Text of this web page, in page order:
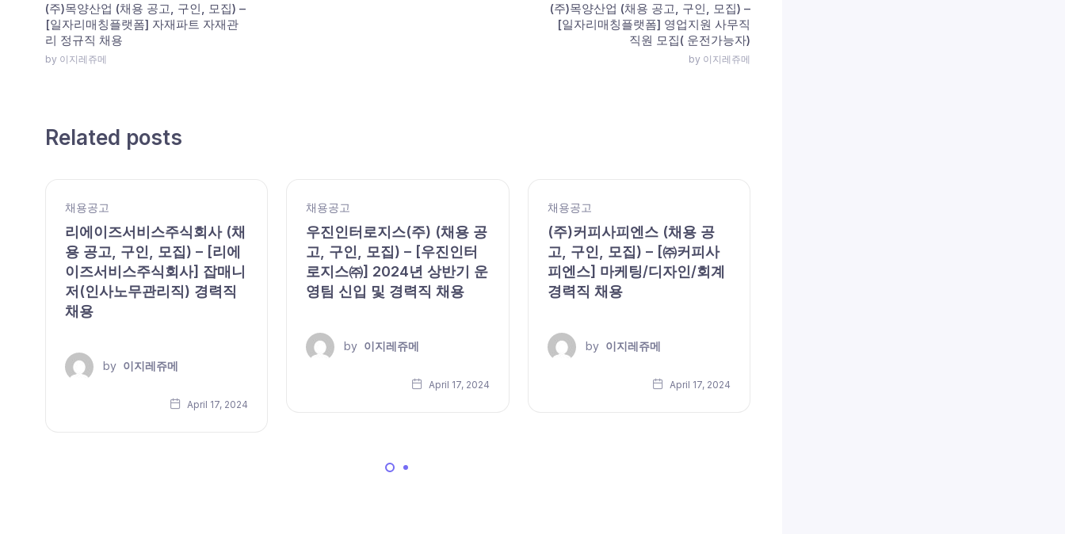
(주)목양산업 (채용 공고, 구인, 모집) –
[일자리매칭플랫폼] 자재파트 자재관
리 정규직 채용
by 이지레쥬메
(주)목양산업 (채용 공고, 구인, 모집) –
[일자리매칭플랫폼] 영업지원 사무직
직원 모집( 운전가능자)
by 이지레쥬메
Related posts
채용공고
리에이즈서비스주식회사 (채
용 공고, 구인, 모집) – [리에
이즈서비스주식회사] 잡매니
저(인사노무관리직) 경력직
채용
by 이지레쥬메
April 17, 2024
채용공고
우진인터로지스(주) (채용 공
고, 구인, 모집) – [우진인터
로지스㈜] 2024년 상반기 운
영팀 신입 및 경력직 채용
by 이지레쥬메
April 17, 2024
채용공고
(주)커피사피엔스 (채용 공
고, 구인, 모집) – [㈜커피사
피엔스] 마케팅/디자인/회계
경력직 채용
by 이지레쥬메
April 17, 2024